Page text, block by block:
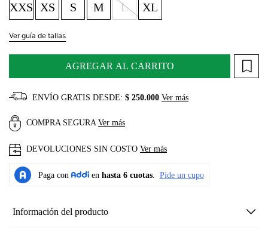
XXS XS S M L XL
Ver guía de tallas
AGREGAR AL CARRITO
ENVÍO GRATIS DESDE: $ 250.000 Ver más
COMPRA SEGURA Ver más
DEVOLUCIONES SIN COSTO Ver más
Información del producto